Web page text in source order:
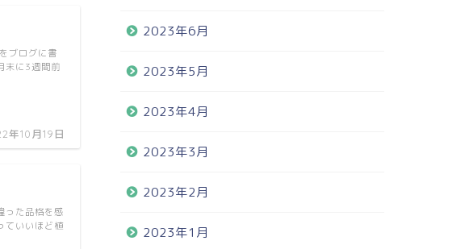
年10月19日
ブログに書
末に3週間前
った品格を感
ていいほど植
2023年6月
2023年5月
2023年4月
2023年3月
2023年2月
2023年1月